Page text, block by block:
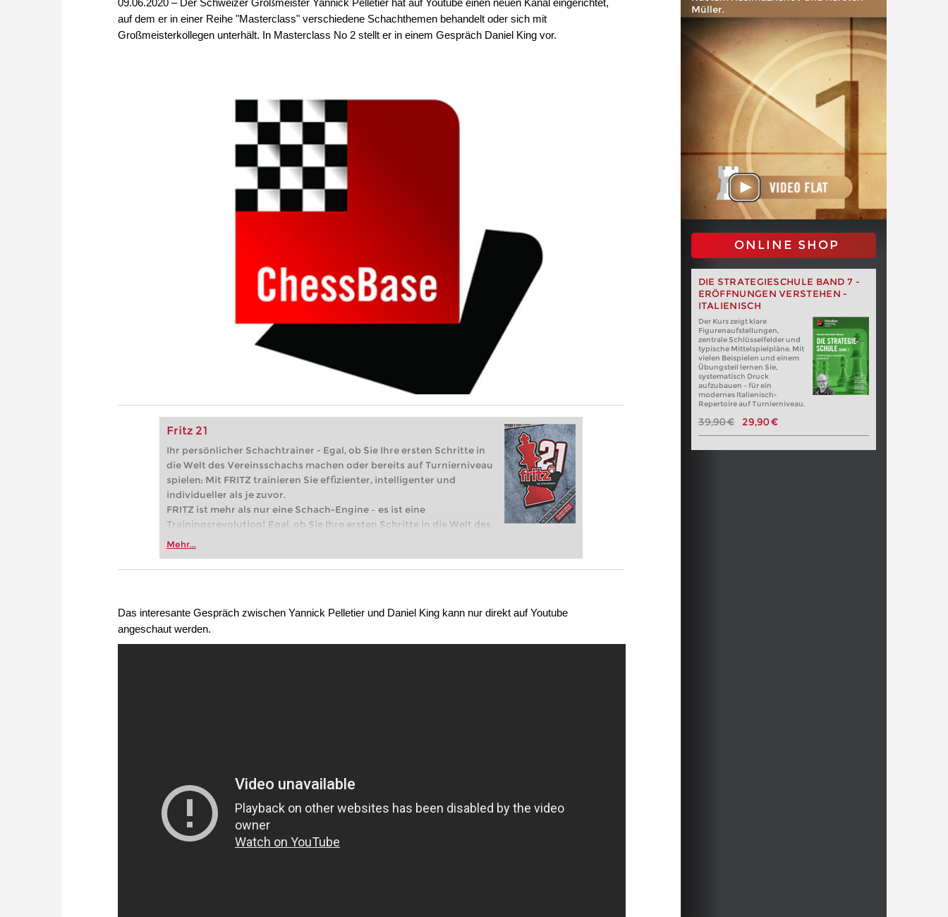
auf dem er in einer Reihe "Masterclass" verschiedene Schachthemen behandelt oder sich mit
Großmeisterkollegen unterhält. In Masterclass No 2 stellt er in einem Gespräch Daniel King vor.
Fritz 21
Ihr persönlicher Schachtrainer - Egal, ob Sie Ihre ersten Schritte in
die Welt des Vereinsschachs machen oder bereits auf Turnierniveau
spielen: Mit FRITZ trainieren Sie effizienter, intelligenter und
individueller als je zuvor.
FRITZ ist mehr als nur eine Schach-Engine – es ist eine
Trainingsrevolution! Egal, ob Sie Ihre ersten Schritte in die Welt des
Vereinsschachs machen oder bereits auf Turnierniveau spielen: Mit
zuvor.
Mehr...
Müller.
ONLINE SHOP
DIE STRATEGIESCHULE BAND 7 -
ERÖFFNUNGEN VERSTEHEN -
ITALIENISCH
Der Kurs zeigt klare
Figurenaufstellungen,
zentrale Schlüsselfelder und
typische Mittelspielpläne. Mit
vielen Beispielen und einem
Übungsteil lernen Sie,
systematisch Druck
aufzubauen – für ein
modernes Italienisch-
Repertoire auf Turnierniveau.
39,90 € 29,90 €
Das interesante Gespräch zwischen Yannick Pelletier und Daniel King kann nur direkt auf Youtube
angeschaut werden.